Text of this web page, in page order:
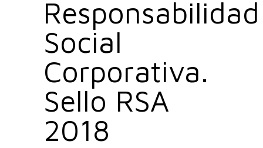
Responsabilidad
Social
Corporativa.
Sello RSA
2018